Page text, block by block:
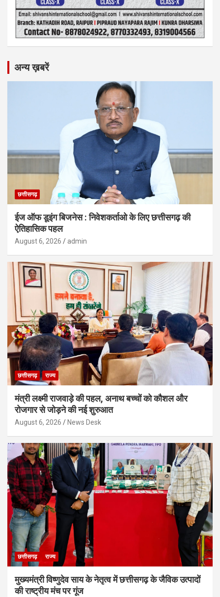
अन्य ख़बरें
छत्तीसगढ़
ईज ऑफ डूइंग बिजनेस : निवेशकर्ताओ के लिए छत्तीसगढ़ की
ऐतिहासिक पहल
August 6, 2026 admin
छत्तीसगढ़ राज्य
मंत्री लक्ष्मी राजवाड़े की पहल, अनाथ बच्चों को कौशल और
रोजगार से जोड़ने की नई शुरुआत
August 6, 2026 News Desk
छत्तीसगढ़ राज्य
मुख्यमंत्री विष्णुदेव साय के नेतृत्व में छत्तीसगढ़ के जैविक उत्पादों
की राष्ट्रीय मंच पर गूंज